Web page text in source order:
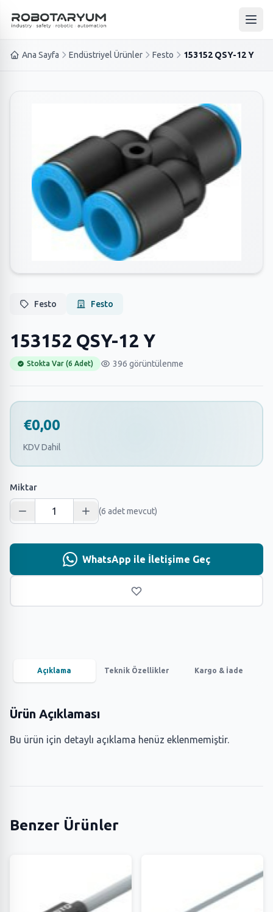
Ana içeriğe geç
Ana
Ana Sayfa Endüstriyel Ürünler Festo 153152 QSY-12 Y
Festo Festo
153152 QSY-12 Y
Stokta Var (6 Adet) 396 görüntülenme
€0,00
KDV Dahil
Miktar
(6 adet mevcut)
WhatsApp ile İletişime Geç
Açıklama Teknik Özellikler Kargo & İade
Ürün Açıklaması
Bu ürün için detaylı açıklama henüz eklenmemiştir.
Benzer Ürünler